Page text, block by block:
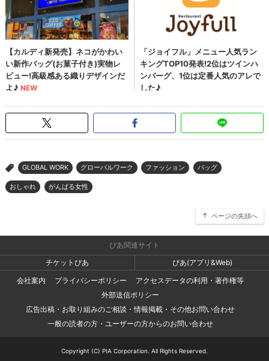
> GLOBAL WORK グローバルワーク ファッション バッグ
おしゃれ がんばる女性
ページの先頭へ
ぴあ関連サイト
チケットぴあ
ぴあ(アプリ&Web)
会社案内
プライバシーポリシー
アクセスデータの利用・著作権等
外部送信ポリシー
広告出稿・お取り組みのご相談・情報掲載・その他お問い合わせ
一般の読者の方・ユーザーの方からのお問い合わせ
Copyright (C) PIA Corporation. All Rights Reserved.